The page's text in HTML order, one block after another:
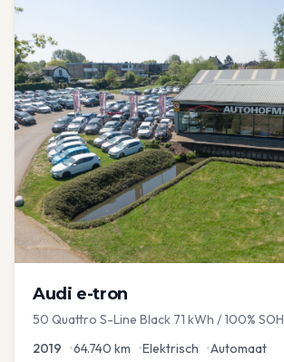
Audi e-tron
50 Quattro S-Line Black 71 kWh / 100% SOH
2019 •64.740 km •Elektrisch •Automaat